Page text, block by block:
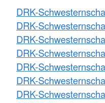
DRK-
DRK-
DRK-
DRK-
DRK-
DRK-
DRK-